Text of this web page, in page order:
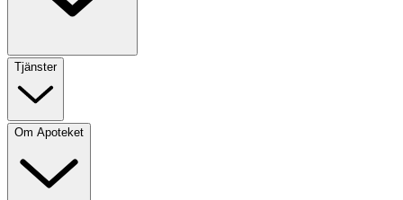
Tjänster
Om Apoteket